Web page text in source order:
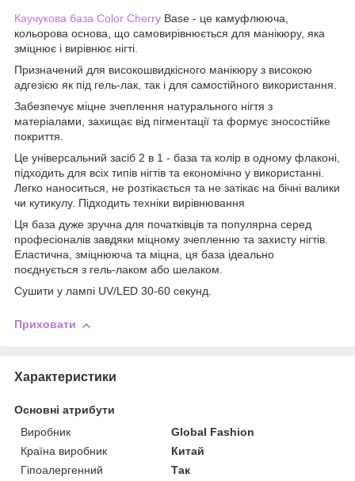
Каучукова база Color Cherry Base - це камуфлююча,
кольорова основа, що самовирівнюється для манікюру, яка
зміцнює і вирівнює нігті.
Призначений для високошвидкісного манікюру з високою
адгезією як під гель-лак, так і для самостійного використання.
Забезпечує міцне зчеплення натурального нігтя з
матеріалами, захищає від пігментації та формує зносостійке
покриття.
Це універсальний засіб 2 в 1 - база та колір в одному флаконі,
підходить для всіх типів нігтів та економічно у використанні.
Легко наноситься, не розтікається та не затікає на бічні валики
чи кутикулу. Підходить техніки вирівнювання
Ця база дуже зручна для початківців та популярна серед
професіоналів завдяки міцному зчепленню та захисту нігтів.
Еластична, зміцнююча та міцна, ця база ідеально
поєднується з гель-лаком або шелаком.
Сушити у лампі UV/LED 30-60 секунд.
Приховати
Характеристики
Основні атрибути
Виробник
Global Fashion
Країна виробник
Китай
Гіпоалергенний
Так